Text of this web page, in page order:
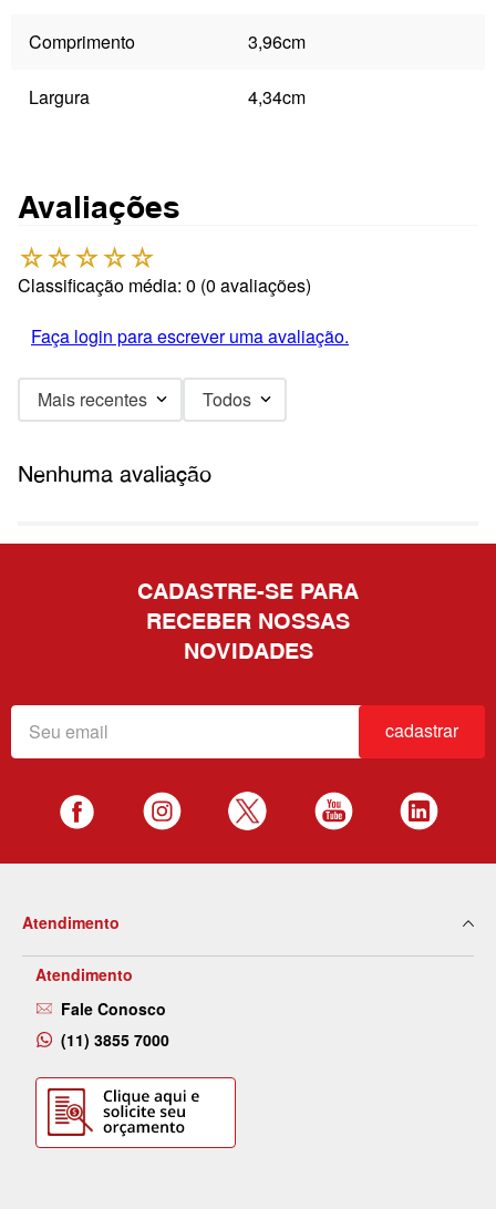
Comprimento 3,96cm
Largura 4,34cm
Avaliações
☆☆☆☆☆
Classificação média: 0 (0 avaliações)
Faça login para escrever uma avaliação.
Mais recentes Todos
Nenhuma avaliação
CADASTRE-SE PARA
RECEBER NOSSAS
NOVIDADES
cadastrar
Atendimento
Atendimento
Fale Conosco
(11) 3855 7000